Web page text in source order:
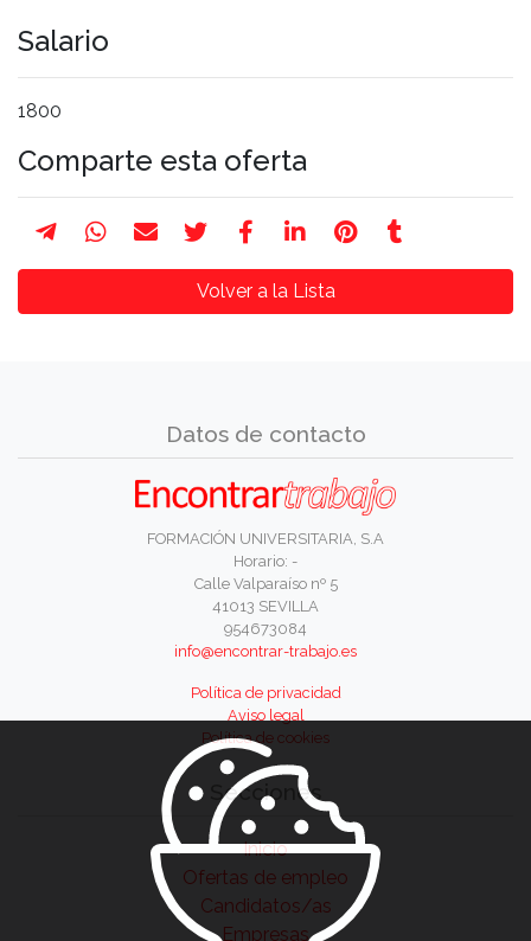
Salario
1800
Comparte esta oferta
Volver a la Lista
Datos de contacto
FORMACIÓN UNIVERSITARIA, S.A
Horario: -
Calle Valparaíso nº 5
41013 SEVILLA
954673084
info@encontrar-trabajo.es
Política de privacidad
Aviso legal
Política de cookies
Secciones
Inicio
Ofertas de empleo
Candidatos/as
Empresas